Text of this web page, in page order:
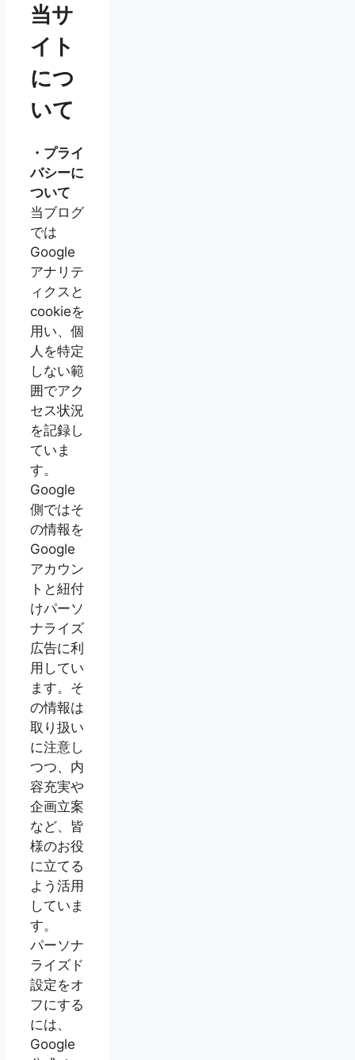
当サ
イト
につ
いて
・プライ
バシーに
ついて
当ブログ
では
Google
アナリテ
ィクスと
cookieを
用い、個
人を特定
しない範
囲でアク
セス状況
を記録し
ていま
す。
Google
側ではそ
の情報を
Google
アカウン
トと紐付
けパーソ
ナライズ
広告に利
用してい
ます。そ
の情報は
取り扱い
に注意し
つつ、内
容充実や
企画立案
など、皆
様のお役
に立てる
よう活用
していま
す。
パーソナ
ライズド
設定をオ
フにする
には、
Google